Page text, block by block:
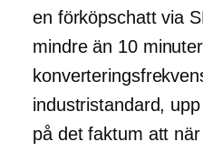
en förköpschatt via
mindre än 10
industristandard, upp
på det faktum att